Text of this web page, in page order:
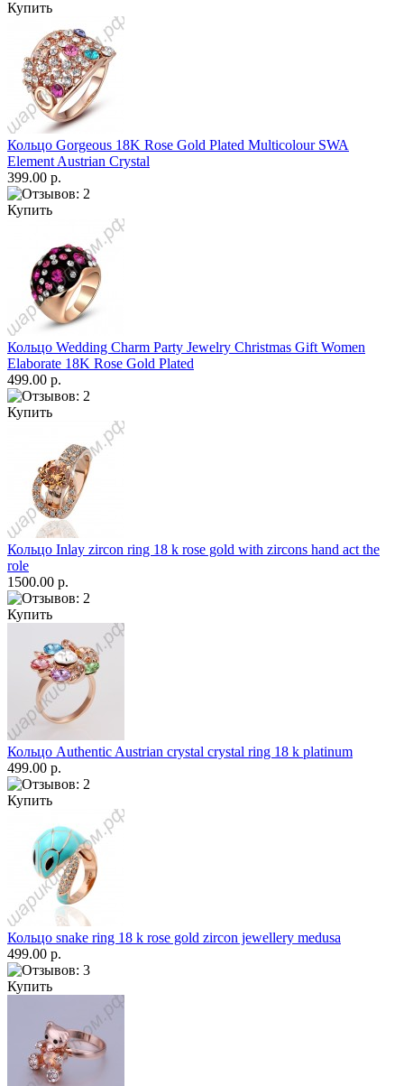
Купить
Кольцо Gorgeous 18K Rose Gold Plated Multicolour SWA
Element Austrian Crystal
399.00 р.
Купить
Кольцо Wedding Charm Party Jewelry Christmas Gift Women
Elaborate 18K Rose Gold Plated
499.00 р.
Купить
Кольцо Inlay zircon ring 18 k rose gold with zircons hand act the
role
1500.00 р.
Купить
Кольцо Authentic Austrian crystal crystal ring 18 k platinum
499.00 р.
Купить
Кольцо snake ring 18 k rose gold zircon jewellery medusa
499.00 р.
Купить